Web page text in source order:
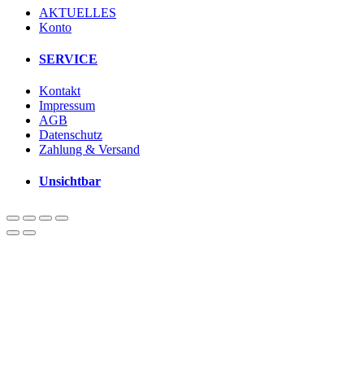
AKTUELLES
Konto
SERVICE
Kontakt
Impressum
AGB
Datenschutz
Zahlung & Versand
Unsichtbar